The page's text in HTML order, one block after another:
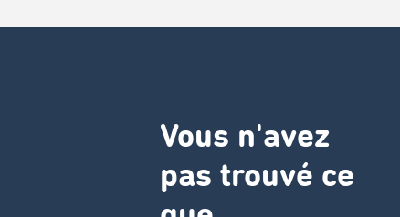
Vous n'avez
pas trouvé ce